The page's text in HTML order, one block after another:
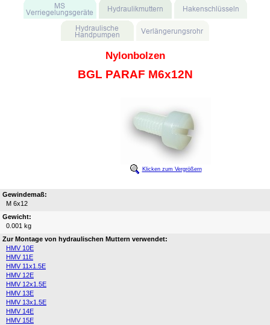
Nylonbolzen
BGL PARAF M6x12N
Klicken zum Vergrößern
Gewindemaß:
M 6x12
Gewicht:
0.001 kg
Zur Montage von hydraulischen Muttern verwendet:
HMV 10E
HMV 11E
HMV 11x1.5E
HMV 12E
HMV 12x1.5E
HMV 13E
HMV 13x1.5E
HMV 14E
HMV 15E